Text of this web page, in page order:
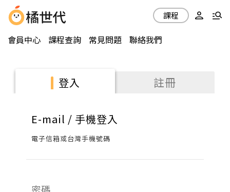
會員中心 課程查詢 常見問題 聯絡我們
課程
登入 註冊
E-mail / 手機登入
電子信箱或台灣手機號碼
密碼